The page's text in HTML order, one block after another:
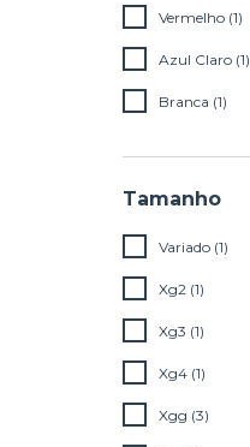
Vermelho (1)
Azul Claro (1)
Branca (1)
Tamanho
Variado (1)
Xg2 (1)
Xg3 (1)
Xg4 (1)
Xgg (3)